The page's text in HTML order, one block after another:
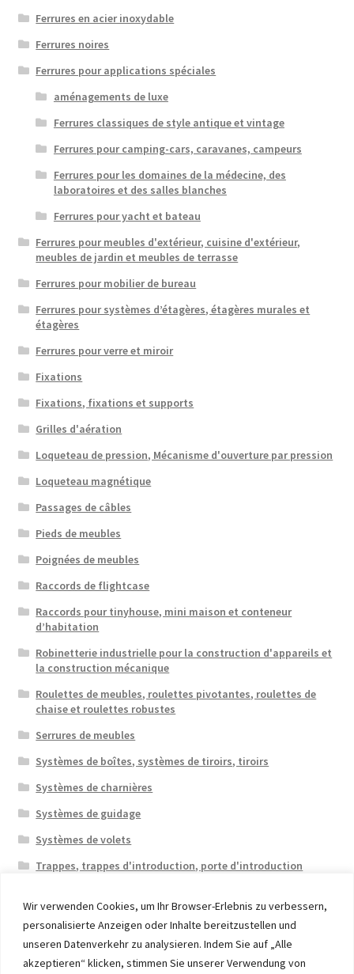
Wir verwenden Cookies, um Ihr Browser-Erlebnis zu verbessern,
personalisierte Anzeigen oder Inhalte bereitzustellen und
unseren Datenverkehr zu analysieren. Indem Sie auf „Alle
akzeptieren“ klicken, stimmen Sie unserer Verwendung von
Ferrures en acier inoxydable
Ferrures noires
Ferrures pour applications spéciales
aménagements de luxe
Ferrures classiques de style antique et vintage
Ferrures pour camping-cars, caravanes, campeurs
Ferrures pour les domaines de la médecine, des
laboratoires et des salles blanches
Ferrures pour yacht et bateau
Ferrures pour meubles d'extérieur, cuisine d'extérieur,
meubles de jardin et meubles de terrasse
Ferrures pour mobilier de bureau
Ferrures pour systèmes d’étagères, étagères murales et
étagères
Ferrures pour verre et miroir
Fixations
Fixations, fixations et supports
Grilles d'aération
Loqueteau de pression, Mécanisme d'ouverture par pression
Loqueteau magnétique
Passages de câbles
Pieds de meubles
Poignées de meubles
Raccords de flightcase
Raccords pour tinyhouse, mini maison et conteneur
d’habitation
Robinetterie industrielle pour la construction d'appareils et
la construction mécanique
Roulettes de meubles, roulettes pivotantes, roulettes de
chaise et roulettes robustes
Serrures de meubles
Systèmes de boîtes, systèmes de tiroirs, tiroirs
Systèmes de charnières
Systèmes de guidage
Systèmes de volets
Trappes, trappes d'introduction, porte d'introduction